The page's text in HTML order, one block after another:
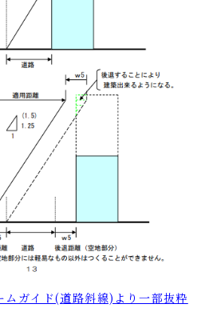
ムガイド(道路斜線)より一部抜粋